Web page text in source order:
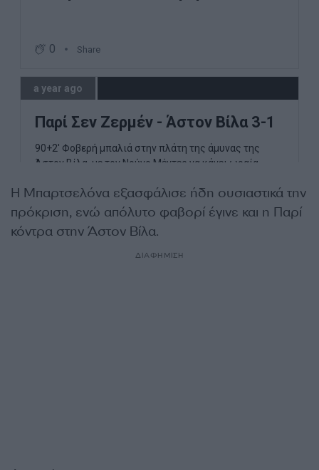
Η Μπαρτσελόνα εξασφάλισε ήδη ουσιαστικά την
πρόκριση, ενώ απόλυτο φαβορί έγινε και η Παρί
κόντρα στην Άστον Βίλα.
ΔΙΑΦΗΜΙΣΗ